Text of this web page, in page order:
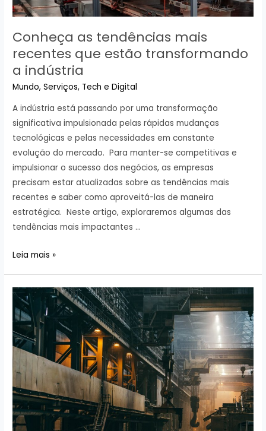
Conheça as tendências mais
recentes que estão transformando
a indústria
Mundo,Serviços, Tech e Digital
A indústria está passando por uma transformação
significativa impulsionada pelas rápidas mudanças
tecnológicas e pelas necessidades em constante
evolução do mercado. Para manter-se competitivas e
impulsionar o sucesso dos negócios, as empresas
precisam estar atualizadas sobre as tendências mais
recentes e saber como aproveitá-las de maneira
estratégica. Neste artigo, exploraremos algumas das
tendências mais impactantes …
Conheça
mais
recentes
que
estão
transformando
a
indústria
Leia mais »